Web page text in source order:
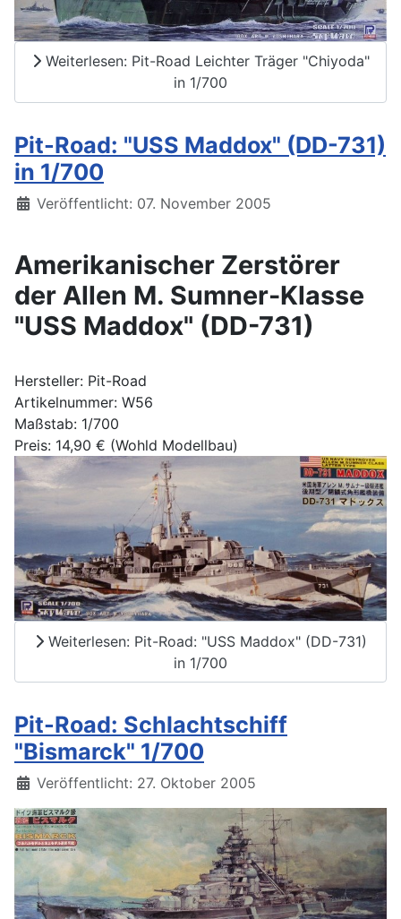
Weiterlesen: Pit-Road Leichter Träger "Chiyoda"
in 1/700
Pit-Road: "USS Maddox" (DD-731)
in 1/700
Details
Veröffentlicht: 07. November 2005
Amerikanischer Zerstörer
der Allen M. Sumner-Klasse
"USS Maddox" (DD-731)
Hersteller: Pit-Road
Artikelnummer: W56
Maßstab: 1/700
Preis: 14,90 € (Wohld Modellbau)
Weiterlesen: Pit-Road: "USS Maddox" (DD-731)
in 1/700
Pit-Road: Schlachtschiff
"Bismarck" 1/700
Details
Veröffentlicht: 27. Oktober 2005